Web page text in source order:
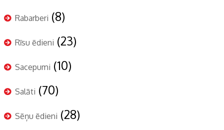
Rabarberi (8)
Rīsu ēdieni (23)
Sacepumi (10)
Salāti (70)
Sēņu ēdieni (28)